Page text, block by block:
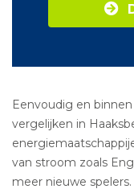
Eenvoudig en
vergelijken in
van stroom zoals
meer nieuwe